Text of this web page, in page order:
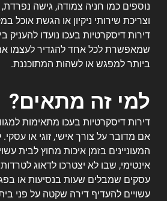
נוספים כמו חניה צמודה, גישה נפרדת,
וצריכת שירותי ניקיון או הגשת אוכל
דירות דיסקרטיות בעכו נועדו להעניק
שמאפשרת לכל אחד להגדיר לעצמו
ביותר למפגש או לשהות המתוכננת.
למי זה מתאים?
דירות דיסקרטיות בעכו מתאימות
אם מדובר על צורך אישי, זוגי או עסקי.
המעוניינים בזמן איכות מחוץ לבית
אינטימי, שבו לא יצטרכו לדאוג לטרדות
עסקים שמבלים שעות בנסיעות או
עשויים להעדיף דירה שקטה על פני